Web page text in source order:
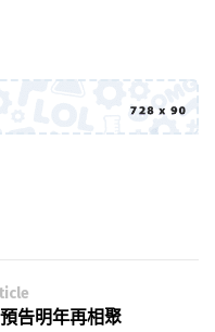
告明年再相聚